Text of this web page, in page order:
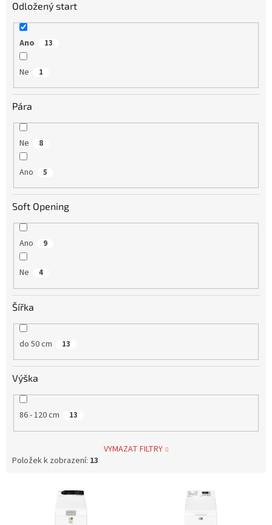
Odložený start
Ano 13
Ne 1
Pára
Ne 8
Ano 5
Soft Opening
Ano 9
Ne 4
Šířka
do 50 cm 13
Výška
86 - 120 cm 13
VYMAZAT FILTRY
Položek k zobrazení: 13